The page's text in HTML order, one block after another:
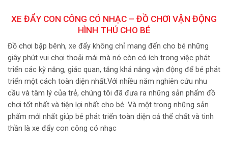
XE ĐẨY CON CÔNG CÓ NHẠC – ĐỒ CHƠI VẬN ĐỘNG
HÌNH THÚ CHO BÉ
Đồ chơi bập bênh, xe đẩy không chỉ mang đến cho bé những
giây phút vui chơi thoải mái mà nó còn có ích trong việc phát
triển các kỹ năng, giác quan, tăng khả năng vận động để bé phát
triển một cách toàn diện nhất.Với nhiều năm nghiên cứu nhu
cầu và tâm lý của trẻ, chúng tôi đã đưa ra những sản phẩm đồ
chơi tốt nhất và tiện lợi nhất cho bé. Và một trong những sản
phẩm mới nhất giúp bé phát triển toàn diện cả thể chất và tinh
thần là xe đẩy con công có nhạc